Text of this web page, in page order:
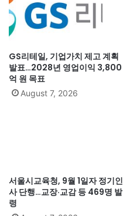
GS리테일, 기업가치 제고 계획
발표…2028년 영업이익 3,800
억 원 목표
August 7, 2026
서울시교육청, 9월 1일자 정기인
사 단행…교장·교감 등 469명 발
령